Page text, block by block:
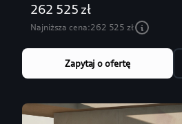
262 525 zł
Najniższa cena:262 525 zł
Zapytaj o ofertę